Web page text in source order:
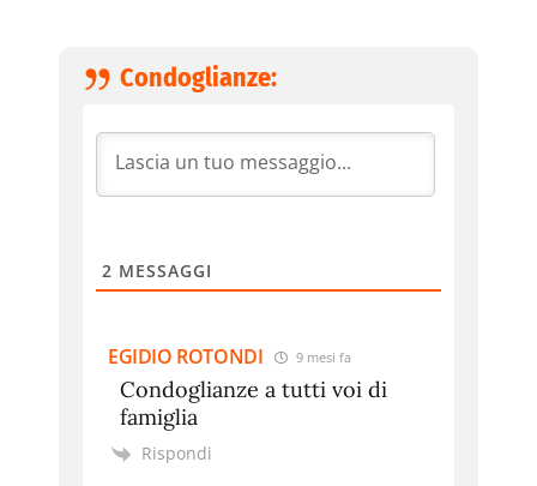
Condoglianze:
2 MESSAGGI
EGIDIO ROTONDI 9 mesi fa
Condoglianze a tutti voi di
famiglia
Rispondi